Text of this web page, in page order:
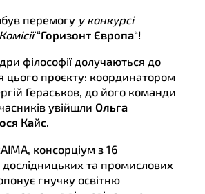
перемогу у конкурсі
“Горизонт Європа“!
філософії долучаються до
цього проєкту: координатором
Гераськов, до його команди
увійшли Ольга
Кайс.
консорціум з 16
дослідницьких та промислових
гнучку освітню